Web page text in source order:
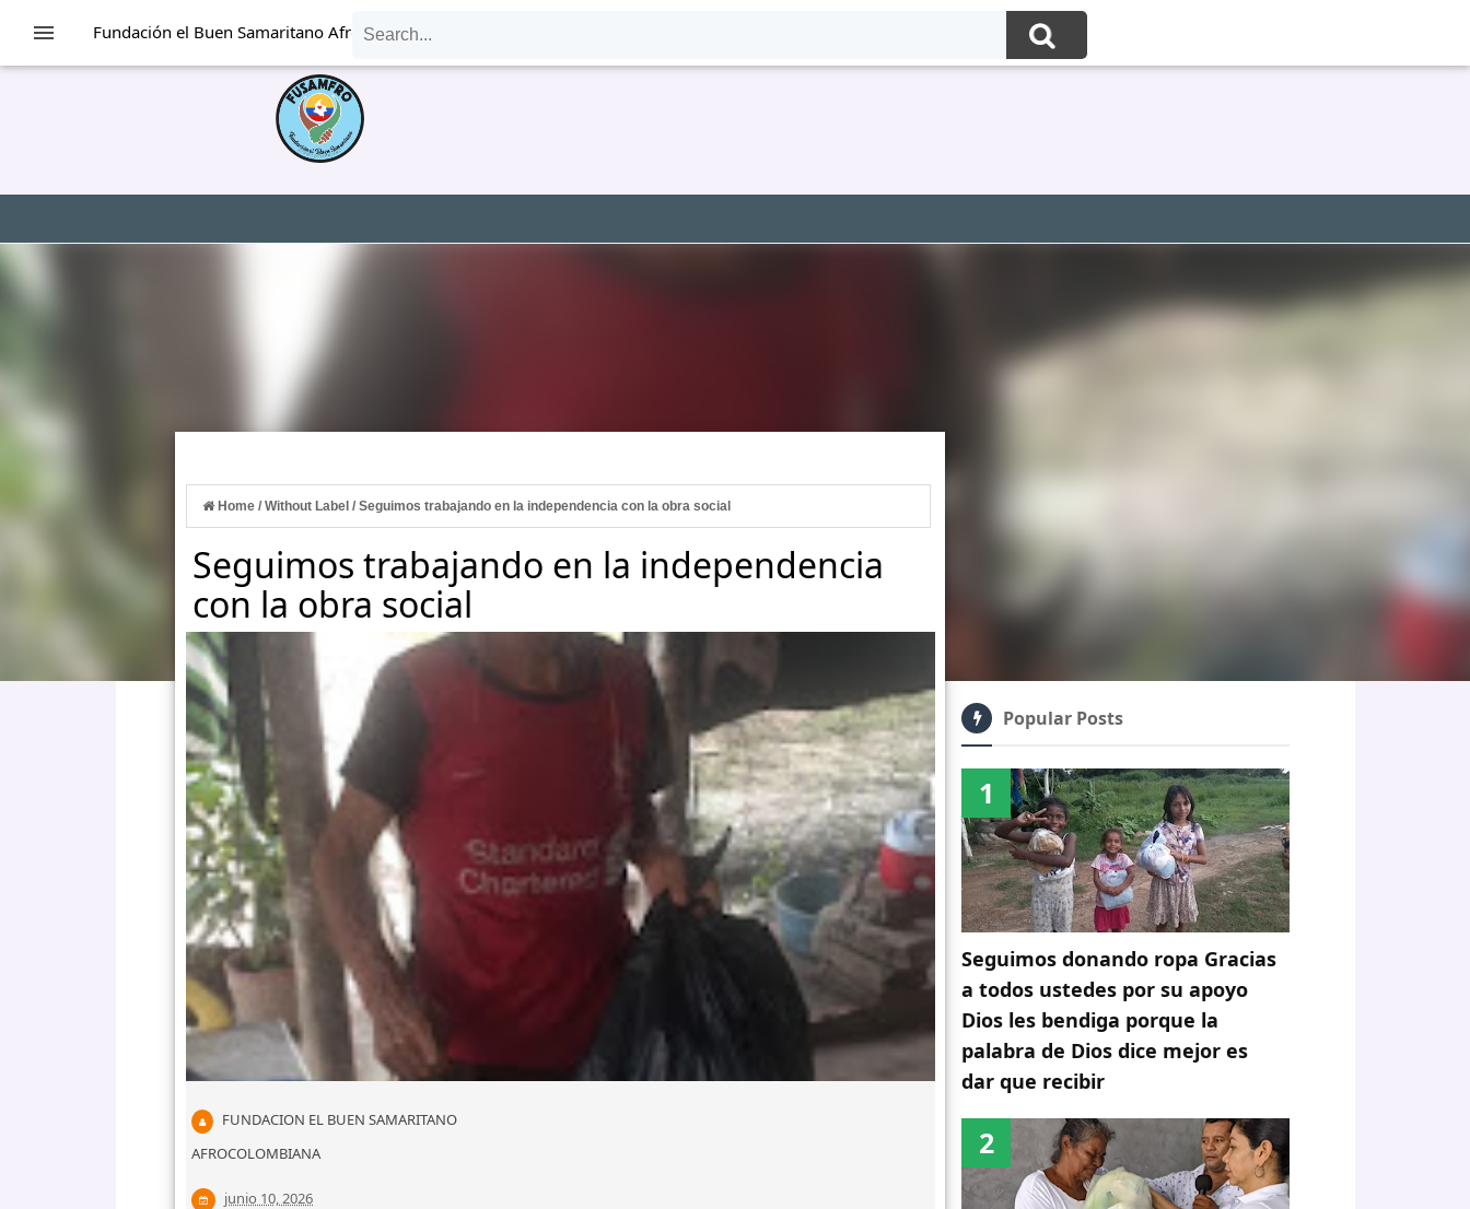
Fundación el Buen Samaritano Afrocolombiano
Home / Without Label / Seguimos trabajando en la independencia con la obra social
Seguimos trabajando en la independencia
con la obra social
FUNDACION EL BUEN SAMARITANO
AFROCOLOMBIANA
junio 10, 2026
Popular Posts
Seguimos donando ropa Gracias
a todos ustedes por su apoyo
Dios les bendiga porque la
palabra de Dios dice mejor es
dar que recibir